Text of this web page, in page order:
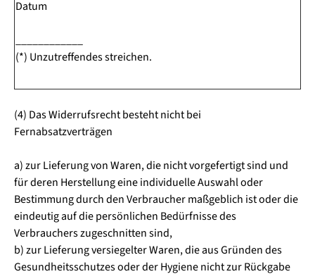
Datum
(*) Unzutreffendes streichen.
(4) Das Widerrufsrecht besteht nicht bei
Fernabsatzverträgen
a) zur Lieferung von Waren, die nicht vorgefertigt sind und
für deren Herstellung eine individuelle Auswahl oder
Bestimmung durch den Verbraucher maßgeblich ist oder die
eindeutig auf die persönlichen Bedürfnisse des
Verbrauchers zugeschnitten sind,
b) zur Lieferung versiegelter Waren, die aus Gründen des
Gesundheitsschutzes oder der Hygiene nicht zur Rückgabe